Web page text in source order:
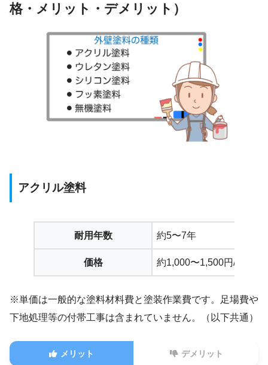
格・メリット・デメリット）
アクリル塗料
耐用年数 約5〜7年
価格 約1,000〜1,500円/㎡
※単価は一般的な塗料材料費と塗装作業費です。足場費や
下地処理等の付帯工事は含まれていません。（以下共通）
メリット デメリット